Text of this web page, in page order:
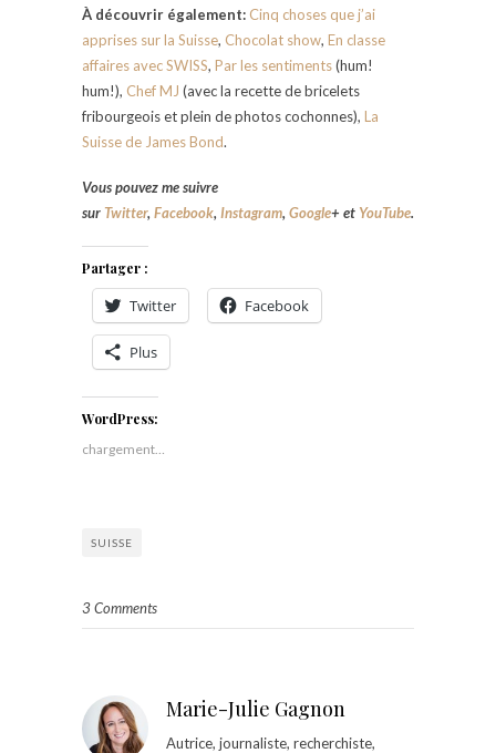
À découvrir également: Cinq choses que j’ai
apprises sur la Suisse, Chocolat show, En classe
affaires avec SWISS, Par les sentiments(hum!
hum!), Chef MJ (avec la recette de bricelets
fribourgeois et plein de photos cochonnes), La
Suisse de James Bond.
Vous pouvez me suivre
sur Twitter, Facebook, Instagram, Google+ et YouTube.
Partager :
Twitter Facebook
Plus
WordPress:
chargement…
SUISSE
3 Comments
Marie-Julie Gagnon
Autrice, journaliste, recherchiste,